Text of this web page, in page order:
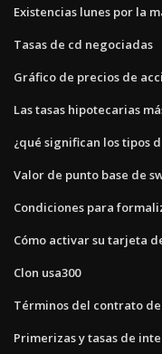
Existencias lunes por la
Tasas de cd negociadas
Gráfico de precios de
Las tasas hipotecarias
¿qué significan los tipos
Valor de punto base de
Condiciones para
Cómo activar su tarjeta
Clon usa300
Términos del contrato
Primerizas y tasas de